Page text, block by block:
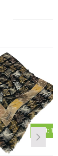
Adet: 1